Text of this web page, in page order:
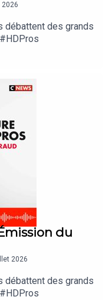
débattent des grands
du
2026
débattent des grands